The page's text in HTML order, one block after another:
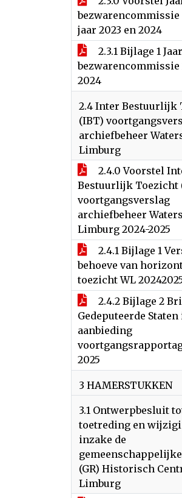
bezwarencommissie
jaar 2023 en 2024
2.3.1 Bijlage 1
bezwarencommissie
2024
2.4 Inter Bestuurlijk
(IBT)
archiefbeheer
Limburg
2.4.0 Voorstel
Bestuurlijk Toezicht
voortgangsverslag
archiefbeheer
Limburg 2024-2025
2.4.1 Bijlage 1
behoeve van
toezicht WL
2.4.2 Bijlage 2
Gedeputeerde
aanbieding
2025
3 HAMERSTUKKEN
3.1 Ontwerpbesluit
toetreding en
inzake de
(GR) Historisch
Limburg